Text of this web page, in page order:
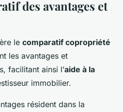
des avantages et
le comparatif copropriété
les avantages et
facilitant ainsi l’aide à la
immobilier.
résident dans la